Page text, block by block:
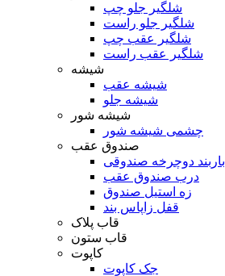
شلگیر جلو چپ
شلگیر جلو راست
شلگیر عقب چپ
شلگیر عقب راست
شیشه
شیشه عقب
شیشه جلو
شیشه شور
چشمی شیشه شور
صندوق عقب
باربند دوچرخه صندوقی
درب صندوق عقب
زه استیل صندوق
قفل زاپاس بند
قاب پلاک
قاب ستون
کاپوت
جک کاپوت